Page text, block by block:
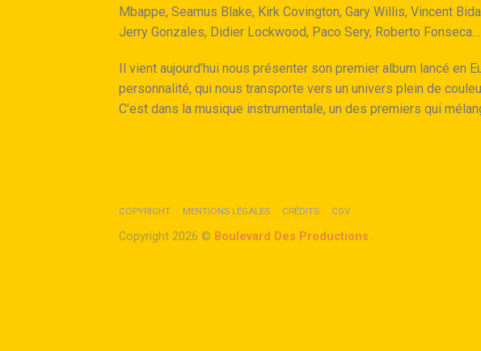
Mbappe, Seamus Blake, Kirk Covington, Gary Willis, Vincent
Jerry Gonzales, Didier Lockwood, Paco Sery, Roberto Fonseca…
Il vient aujourd’hui nous présenter son premier album lancé en
personnalité, qui nous transporte vers un univers plein de
C’est dans la musique instrumentale, un des premiers qui
COPYRIGHT MENTIONS LÉGALES CRÉDITS CGV
Copyright 2026 © Boulevard Des Productions .